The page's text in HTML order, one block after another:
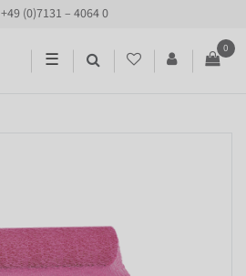
+49 (0)7131 – 4064 0
☰
0